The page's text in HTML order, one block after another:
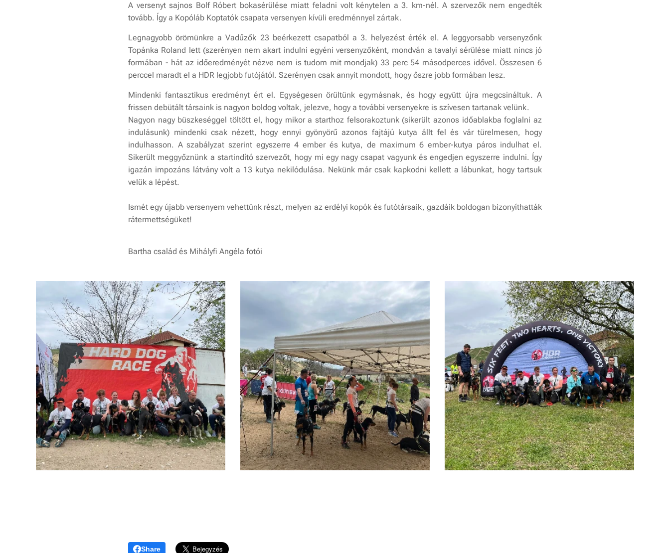
A versenyt sajnos Bolf Róbert bokasérülése miatt feladni volt kénytelen a 3. km-nél. A szervezők nem engedték
tovább. Így a Kopóláb Koptatók csapata versenyen kívüli eredménnyel zártak.
Legnagyobb örömünkre a Vadűzők 23 beérkezett csapatból a 3. helyezést érték el. A leggyorsabb versenyzőnk
Topánka Roland lett (szerényen nem akart indulni egyéni versenyzőként, mondván a tavalyi sérülése miatt nincs jó
formában - hát az időeredményét nézve nem is tudom mit mondjak) 33 perc 54 másodperces idővel. Összesen 6
perccel maradt el a HDR legjobb futójától. Szerényen csak annyit mondott, hogy őszre jobb formában lesz.
Mindenki fantasztikus eredményt ért el. Egységesen örültünk egymásnak, és hogy együtt újra megcsináltuk. A
frissen debütált társaink is nagyon boldog voltak, jelezve, hogy a további versenyekre is szívesen tartanak velünk.
Nagyon nagy büszkeséggel töltött el, hogy mikor a starthoz felsorakoztunk (sikerült azonos időablakba foglalni az
indulásunk) mindenki csak nézett, hogy ennyi gyönyörű azonos fajtájú kutya állt fel és vár türelmesen, hogy
indulhasson. A szabályzat szerint egyszerre 4 ember és kutya, de maximum 6 ember-kutya páros indulhat el.
Sikerült meggyőznünk a startindító szervezőt, hogy mi egy nagy csapat vagyunk és engedjen egyszerre indulni. Így
igazán impozáns látvány volt a 13 kutya nekilódulása. Nekünk már csak kapkodni kellett a lábunkat, hogy tartsuk
velük a lépést.
Ismét egy újabb versenyem vehettünk részt, melyen az erdélyi kopók és futótársaik, gazdáik boldogan bizonyíthatták
rátermettségüket!
Bartha család és Mihályfi Angéla fotói
Share